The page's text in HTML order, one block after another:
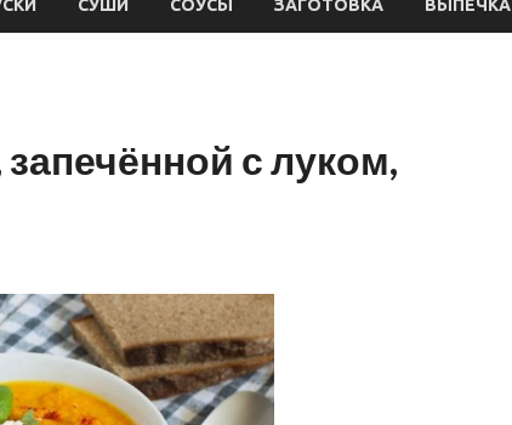
СУШИ СОУСЫ ЗАГОТОВКА ВЫПЕЧКА
с луком,